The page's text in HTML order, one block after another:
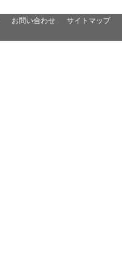
お問い合わせ サイトマップ